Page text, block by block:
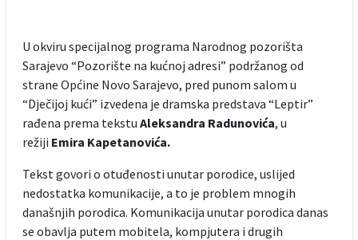
U okviru specijalnog programa Narodnog pozorišta
Sarajevo “Pozorište na kućnoj adresi” podržanog od
strane Općine Novo Sarajevo, pred punom salom u
“Dječijoj kući” izvedena je dramska predstava “Leptir”
rađena prema tekstu Aleksandra Radunovića, u
režiji Emira Kapetanovića.
Tekst govori o otuđenosti unutar porodice, uslijed
nedostatka komunikacije, a to je problem mnogih
današnjih porodica. Komunikacija unutar porodica danas
se obavlja putem mobitela, kompjutera i drugih